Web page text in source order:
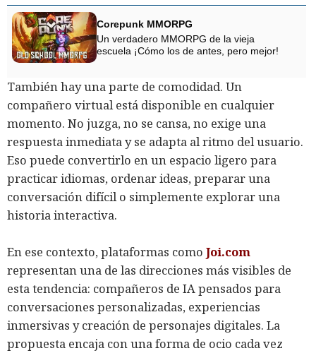
Corepunk MMORPG
Un verdadero MMORPG de la vieja
escuela ¡Cómo los de antes, pero mejor!
También hay una parte de comodidad. Un
compañero virtual está disponible en cualquier
momento. No juzga, no se cansa, no exige una
respuesta inmediata y se adapta al ritmo del usuario.
Eso puede convertirlo en un espacio ligero para
practicar idiomas, ordenar ideas, preparar una
conversación difícil o simplemente explorar una
historia interactiva.
En ese contexto, plataformas como Joi.com
representan una de las direcciones más visibles de
esta tendencia: compañeros de IA pensados para
conversaciones personalizadas, experiencias
inmersivas y creación de personajes digitales. La
propuesta encaja con una forma de ocio cada vez